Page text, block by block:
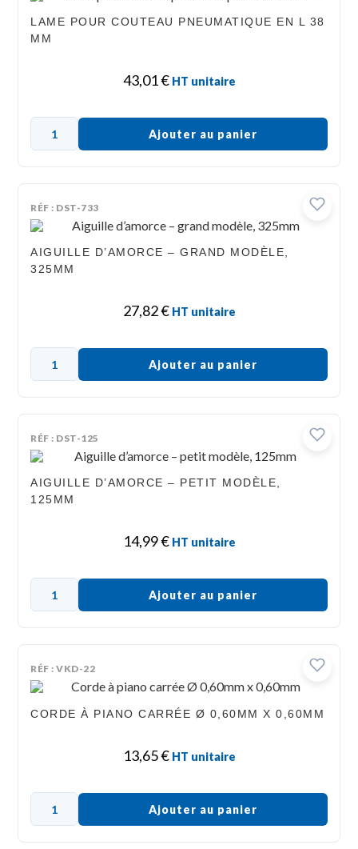
LAME POUR COUTEAU PNEUMATIQUE EN L 38
MM
43,01€ HT unitaire
Ajouter au panier
RÉF : DST-733
AIGUILLE D’AMORCE – GRAND MODÈLE,
325MM
27,82€ HT unitaire
Ajouter au panier
RÉF : DST-125
AIGUILLE D’AMORCE – PETIT MODÈLE,
125MM
14,99€ HT unitaire
Ajouter au panier
RÉF : VKD-22
CORDE À PIANO CARRÉE Ø 0,60MM X 0,60MM
13,65€ HT unitaire
Ajouter au panier